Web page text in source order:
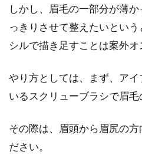
しかし、眉毛の一部分が薄
っきりさせて整えたいとい
シルで描き足すことは案外オ
やり方としては、まず、ア
いるスクリューブラシで眉毛
その際は、眉頭から眉尻の
ださい。